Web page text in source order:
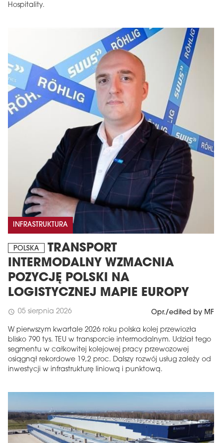
Hospitality.
INFRASTRUKTURA
POLSKA
TRANSPORT
INTERMODALNY WZMACNIA
POZYCJĘ POLSKI NA
LOGISTYCZNEJ MAPIE EUROPY
schedule 05 sierpnia 2026 Opr./edited by MF
W pierwszym kwartale 2026 roku polska kolej przewiozła
blisko 790 tys. TEU w transporcie intermodalnym. Udział tego
segmentu w całkowitej kolejowej pracy przewozowej
osiągnął rekordowe 19,2 proc. Dalszy rozwój usług zależy od
inwestycji w infrastrukturę liniową i punktową.